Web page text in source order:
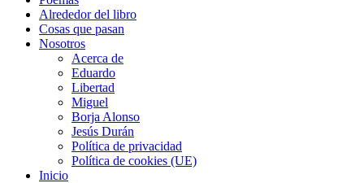
Alrededor del libro
Cosas que pasan
Nosotros
Acerca de
Eduardo
Libertad
Miguel
Borja Alonso
Jesús Durán
Política de privacidad
Política de cookies (UE)
Inicio